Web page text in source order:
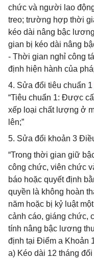
chức và người lao
treo; trường hợp thời
kéo dài nâng bậc
gian bị kéo dài nâng
- Thời gian nghỉ công
định hiện hành của
4. Sửa đổi tiêu chuẩn 1
“Tiêu chuẩn 1: Được
xếp loại chất lượng ở
lên;”
5. Sửa đổi khoản 3
“Trong thời gian giữ
công chức, viên chức
báo hoặc quyết định
quyền là không hoàn
năm hoặc bị kỷ luật
cảnh cáo, giáng chức,
tính nâng bậc lương
định tại Điểm a Khoản
a) Kéo dài 12 tháng